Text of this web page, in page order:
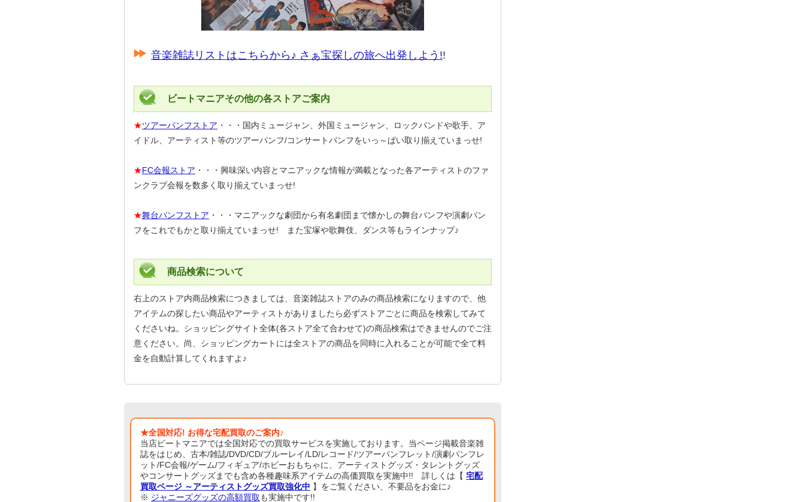
音楽雑誌リストはこちらから♪ さぁ宝探しの旅へ出発しよう!!
ビートマニアその他の各ストアご案内
★ツアーパンフストア ・・・国内ミュージャン、外国ミュージャン、ロックバンドや歌手、ア
イドル、アーティスト等のツアーパンフ/コンサートパンフをいっ～ぱい取り揃えていまっせ!
★FC会報ストア ・・・興味深い内容とマニアックな情報が満載となった各アーティストのファ
ンクラブ会報を数多く取り揃えていまっせ!
★舞台パンフストア ・・・マニアックな劇団から有名劇団まで懐かしの舞台パンフや演劇パン
フをこれでもかと取り揃えていまっせ! また宝塚や歌舞伎、ダンス等もラインナップ♪
商品検索について
右上のストア内商品検索につきましては、音楽雑誌ストアのみの商品検索になりますので、他
アイテムの探したい商品やアーティストがありましたら必ずストアごとに商品を検索してみて
くださいね。ショッピングサイト全体(各ストア全て合わせて)の商品検索はできませんのでご注
意ください。尚、ショッピングカートには全ストアの商品を同時に入れることが可能で全て料
金を自動計算してくれますよ♪
★全国対応! お得な宅配買取のご案内♪
当店ビートマニアでは全国対応での買取サービスを実施しております。当ページ掲載音楽雑
誌をはじめ、古本/雑誌/DVD/CD/ブルーレイ/LD/レコード/ツアーパンフレット/演劇パンフレ
ット/FC会報/ゲーム/フィギュア/ホビーおもちゃに、アーティストグッズ・タレントグッズ
やコンサートグッズまでも含め各種趣味系アイテムの高価買取を実施中!! 詳しくは【 宅配
買取ページ ～アーティストグッズ買取強化中 】をご覧ください、不要品をお金に♪
※ ジャニーズグッズの高額買取 も実施中です!!